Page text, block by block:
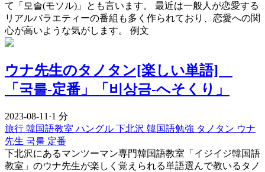
て「모솔(モソル)」とも言います。 最近は一般人が恋愛する
リアルバラエティーの番組も多く作られており、恋愛への関
心が高いような気がします。 例文
ウナ先生のタノタン[楽しい単語]
「국룰-定番」「비상금-へそくり」
2023-08-11 ·1 分
旅行 韓国語教室 ハングル 下北沢 韓国語勉強 タノタン ウナ
先生 국룰 定番
下北沢にあるマンツーマン専門韓国語教室「イジイジ韓国語
教室」のウナ先生が楽しく覚えられる単語選んで教いるタノ